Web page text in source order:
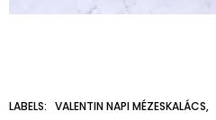
LABELS: VALENTIN NAPI MÉZESKALÁCS,